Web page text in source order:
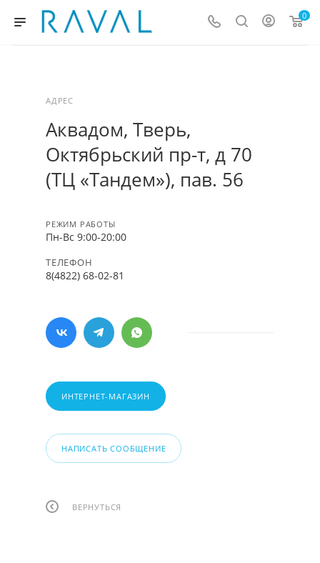
0
АДРЕС
Аквадом, Тверь,
Октябрьский пр-т, д 70
(ТЦ «Тандем»), пав. 56
РЕЖИМ РАБОТЫ
Пн-Вc 9:00-20:00
ТЕЛЕФОН
8(4822) 68-02-81
ИНТЕРНЕТ-МАГАЗИН
НАПИСАТЬ СООБЩЕНИЕ
ВЕРНУТЬСЯ